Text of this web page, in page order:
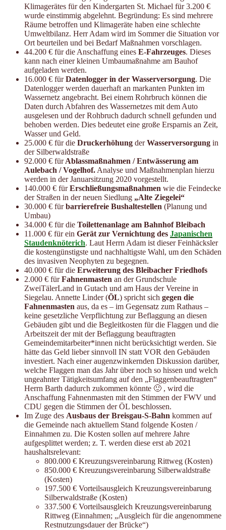
Klimagerätes für den Kindergarten St. Michael für 3.200 €
wurde einstimmig abgelehnt. Begründung: Es sind mehrere
Räume betroffen und Klimageräte haben eine schlechte
Umweltbilanz. Herr Adam wird im Sommer die Situation vor
Ort beurteilen und bei Bedarf Maßnahmen vorschlagen.
44.200 € für die Anschaffung eines E-Fahrzeuges. Dieses
kann nach einer kleinen Umbaumaßnahme am Bauhof
aufgeladen werden.
16.000 € fürDatenlogger in der Wasserversorgung. Die
Datenlogger werden dauerhaft an markanten Punkten im
Wassernetz angebracht. Bei einem Rohrbruch können die
Daten durch Abfahren des Wassernetzes mit dem Auto
ausgelesen und der Rohbruch dadurch schnell gefunden und
behoben werden. Dies bedeutet eine große Ersparnis an Zeit,
Wasser und Geld.
25.000 € für die Druckerhöhung derWasserversorgung in
der Silberwaldstraße
92.000 € fürAblassmaßnahmen / Entwässerung am
Aulebach / Vogelhof. Analyse und Maßnahmenplan hierzu
werden in der Januarsitzung 2020 vorgestellt.
140.000 € fürErschließungsmaßnahmen wie die Feindecke
der Straßen in der neuen Siedlung „Alte Ziegelei“
30.000 € fürbarrierefreie Bushaltestellen (Planung und
Umbau)
34.000 € für die Toilettenanlage am Bahnhof Bleibach
11.000 € für ein Gerät zur Vernichtung des Japanischen
Staudenknöterich. Laut Herrn Adam ist dieser Feinhäcksler
die kostengünstigste und nachhaltigste Wahl, um den Schäden
des invasiven Neophyten zu begegnen.
40.000 € für die Erweiterung des Bleibacher Friedhofs
2.000 € fürFahnenmasten an der Grundschule
ZweiTälerLand in Gutach und am Haus der Vereine in
Siegelau. Annette Linder (ÖL) spricht sich gegen die
Fahnenmasten aus, da es – im Gegensatz zum Rathaus –
keine gesetzliche Verpflichtung zur Beflaggung an diesen
Gebäuden gibt und die Begleitkosten für die Flaggen und die
Arbeitszeit der mit der Beflaggung beauftragten
Gemeindemitarbeiter*innen nicht berücksichtigt werden. Sie
hätte das Geld lieber sinnvoll IN statt VOR den Gebäuden
investiert. Nach einer augenzwinkernden Diskussion darüber,
welche Flaggen man das Jahr über noch so hissen und welch
ungeahnter Tätigkeitsumfang auf den „Flaggenbeauftragten“
Herrn Barth dadurch zukommen könnte 🙂 , wird die
Anschaffung Fahnenmasten mit den Stimmen der FWV und
CDU gegen die Stimmen der ÖL beschlossen.
Im Zuge des Ausbaus der Breisgau-S-Bahn kommen auf
die Gemeinde nach aktuellem Stand folgende Kosten /
Einnahmen zu. Die Kosten sollen auf mehrere Jahre
aufgesplittet werden; z. T. werden diese erst ab 2021
haushaltsrelevant:
800.000 € Kreuzungsvereinbarung Rittweg (Kosten)
850.000 € Kreuzungsvereinbarung Silberwaldstraße
(Kosten)
197.500 € Vorteilsausgleich Kreuzungsvereinbarung
Silberwaldstraße (Kosten)
337.500 € Vorteilsausgleich Kreuzungsvereinbarung
Rittweg (Einnahmen; „Ausgleich für die angenommene
Restnutzungsdauer der Brücke“)